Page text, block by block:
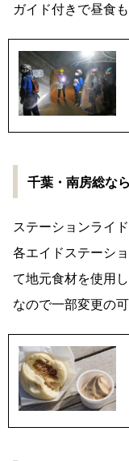
ガイド付きで昼食
千葉・南房総な
ステーションライ
各エイドステーシ
て地元食材を使用
なので一部変更の可